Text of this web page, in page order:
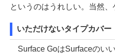
というのはうれしい。当然、
いただけないタイプカバー
Surface GoはSurfaceのい